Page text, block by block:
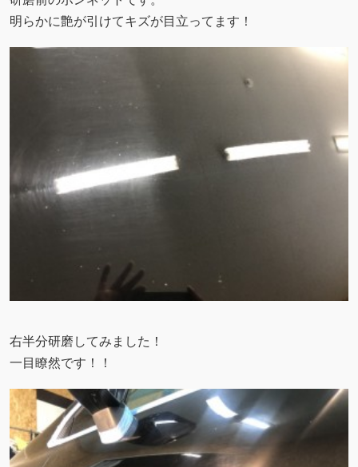
明らかに艶が引けてキズが目立ってます！
右半分研磨してみました！
一目瞭然です！！